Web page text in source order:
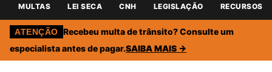
MULTAS LEI SECA CNH LEGISLAÇÃO RECURSOS
ATENÇÃO Recebeu multa de trânsito? Consulte um
especialista antes de pagar.SAIBA MAIS →